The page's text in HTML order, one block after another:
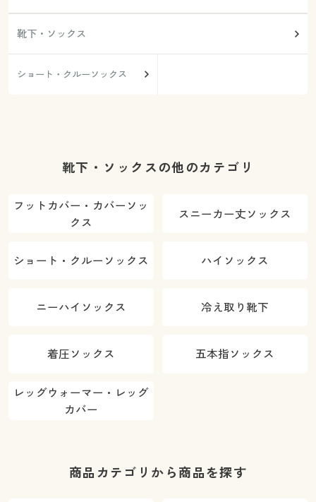
靴下・ソックス
ショート・クルーソックス
靴下・ソックスの他のカテゴリ
フットカバー・カバーソッ
クス
スニーカー丈ソックス
ショート・クルーソックス ハイソックス
ニーハイソックス 冷え取り靴下
着圧ソックス 五本指ソックス
レッグウォーマー・レッグ
カバー
商品カテゴリから商品を探す